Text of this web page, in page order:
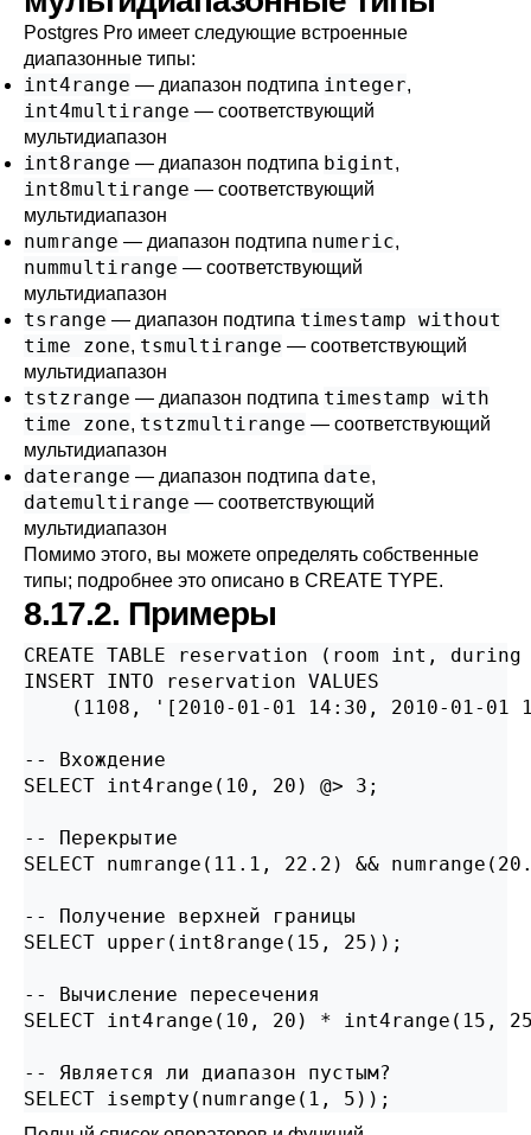
Postgres Pro имеет следующие встроенные
диапазонные типы:
int4range — диапазон подтипа integer,
int4multirange — соответствующий
мультидиапазон
int8range — диапазон подтипа bigint,
int8multirange — соответствующий
мультидиапазон
numrange — диапазон подтипа numeric,
nummultirange — соответствующий
мультидиапазон
tsrange — диапазон подтипа timestamp without
time zone, tsmultirange — соответствующий
мультидиапазон
tstzrange — диапазон подтипа timestamp with
time zone, tstzmultirange — соответствующий
мультидиапазон
daterange — диапазон подтипа date,
datemultirange — соответствующий
мультидиапазон
Помимо этого, вы можете определять собственные
типы; подробнее это описано в CREATE TYPE.
8.17.2. Примеры
CREATE TABLE reservation (room int,
INSERT INTO reservation VALUES
(1108, '[2010-01-01 14:30, 2010-01-01
-- Вхождение
SELECT int4range(10, 20) @> 3;
-- Перекрытие
SELECT numrange(11.1, 22.2) &&
-- Получение верхней границы
SELECT upper(int8range(15, 25));
-- Вычисление пересечения
SELECT int4range(10, 20) * int4range(15,
-- Является ли диапазон пустым?
SELECT isempty(numrange(1, 5));